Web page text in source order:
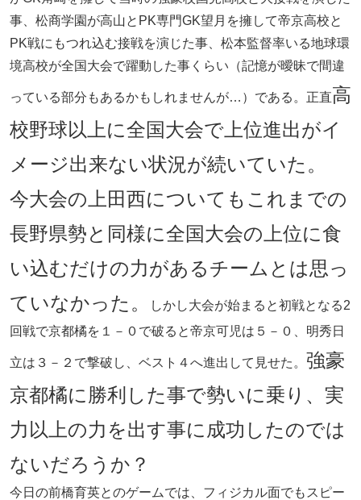
事、松商学園が高山とPK専門GK望月を擁して帝京高校と
PK戦にもつれ込む接戦を演じた事、松本監督率いる地球環
境高校が全国大会で躍動した事くらい（記憶が曖昧で間違
っている部分もあるかもしれませんが…）である。正直高
校野球以上に全国大会で上位進出がイ
メージ出来ない状況が続いていた。
今大会の上田西についてもこれまでの
長野県勢と同様に全国大会の上位に食
い込むだけの力があるチームとは思っ
ていなかった。
しかし大会が始まると初戦となる2
回戦で京都橘を１－０で破ると帝京可児は５－０、明秀日
立は３－２で撃破し、ベスト４へ進出して見せた。 強豪
京都橘に勝利した事で勢いに乗り、実
力以上の力を出す事に成功したのでは
ないだろうか？
今日の前橋育英とのゲームでは、フィジカル面でもスピー